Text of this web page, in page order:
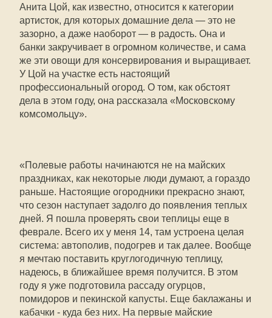
Анита Цой, как известно, относится к категории
артисток, для которых домашние дела — это не
зазорно, а даже наоборот — в радость. Она и
банки закручивает в огромном количестве, и сама
же эти овощи для консервирования и выращивает.
У Цой на участке есть настоящий
профессиональный огород. О том, как обстоят
дела в этом году, она рассказала «Московскому
комсомольцу».
«Полевые работы начинаются не на майских
праздниках, как некоторые люди думают, а гораздо
раньше. Настоящие огородники прекрасно знают,
что сезон наступает задолго до появления теплых
дней. Я пошла проверять свои теплицы еще в
феврале. Всего их у меня 14, там устроена целая
система: автополив, подогрев и так далее. Вообще
я мечтаю поставить круглогодичную теплицу,
надеюсь, в ближайшее время получится. В этом
году я уже подготовила рассаду огурцов,
помидоров и пекинской капусты. Еще баклажаны и
кабачки - куда без них. На первые майские